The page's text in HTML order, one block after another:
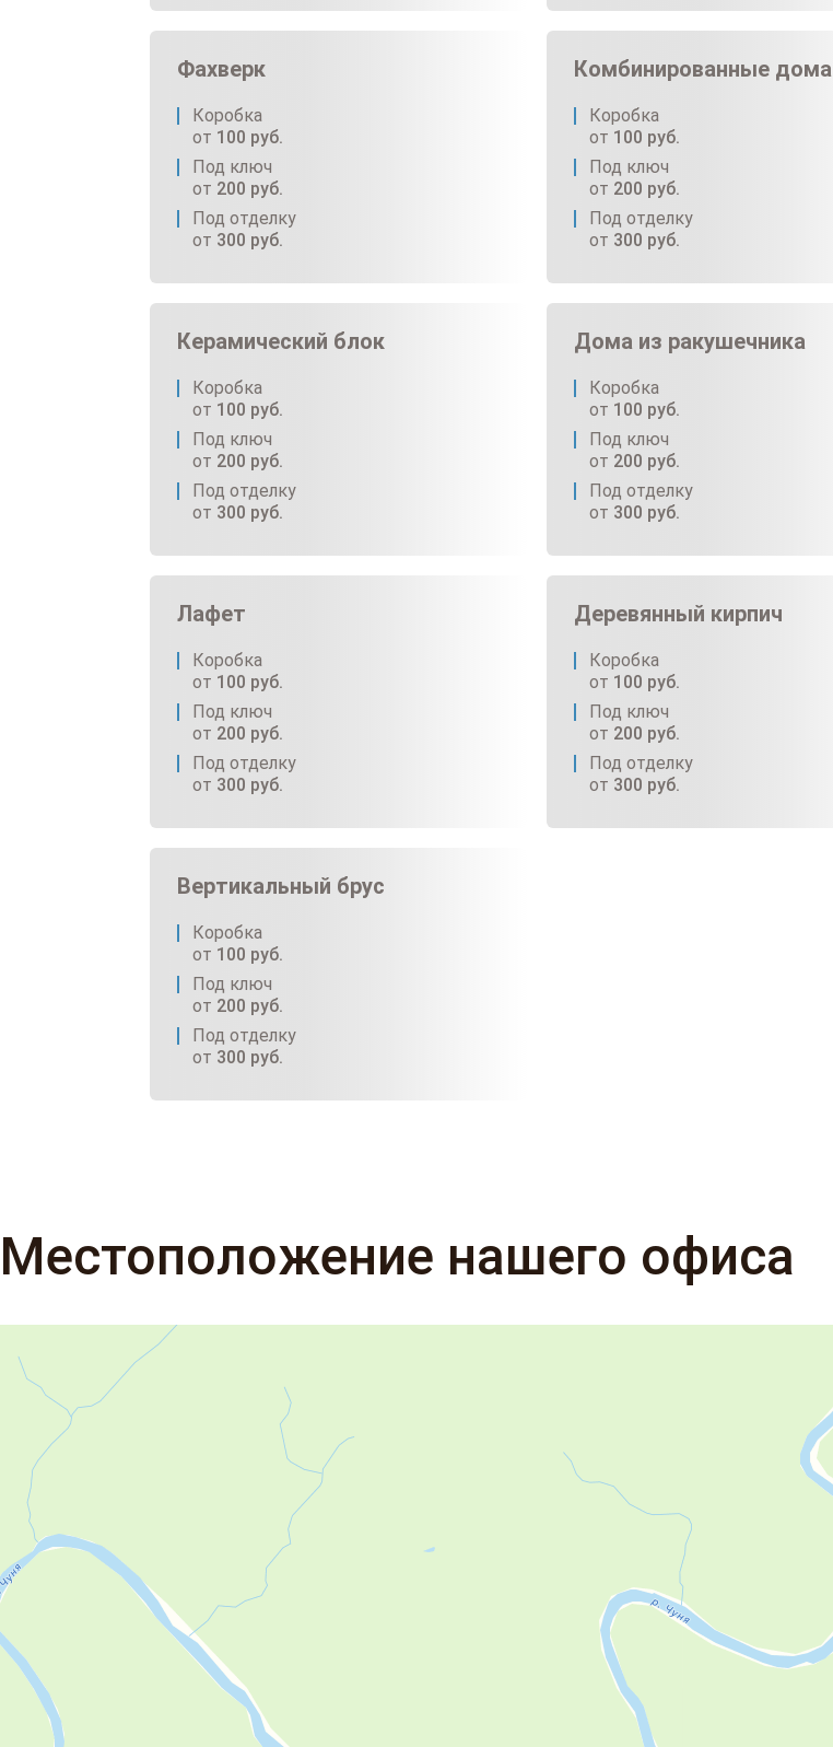
Фахверк
Коробка
от 100 руб.
Под ключ
от 200 руб.
Под отделку
от 300 руб.
Комбинированные дома
Коробка
от 100 руб.
Под ключ
от 200 руб.
Под отделку
от 300 руб.
Керамический блок
Коробка
от 100 руб.
Под ключ
от 200 руб.
Под отделку
от 300 руб.
Дома из ракушечника
Коробка
от 100 руб.
Под ключ
от 200 руб.
Под отделку
от 300 руб.
Лафет
Коробка
от 100 руб.
Под ключ
от 200 руб.
Под отделку
от 300 руб.
Деревянный кирпич
Коробка
от 100 руб.
Под ключ
от 200 руб.
Под отделку
от 300 руб.
Вертикальный брус
Коробка
от 100 руб.
Под ключ
от 200 руб.
Под отделку
от 300 руб.
Местоположение нашего офиса